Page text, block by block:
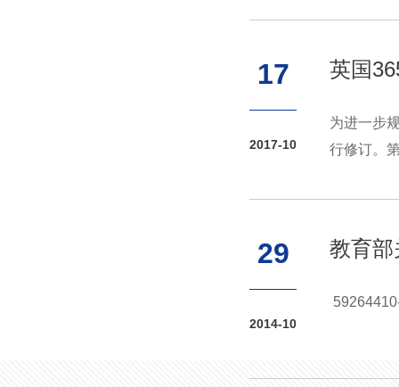
17
2017-10
英国
为进一步
行修订。
29
2014-10
教育